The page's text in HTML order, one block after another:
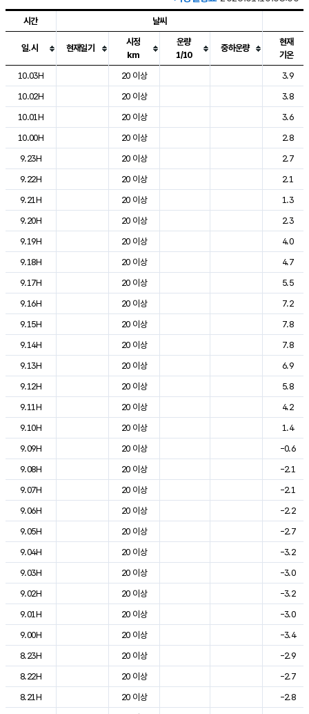
도시별 기상실황표로 지점, 날씨, 기온, 강수, 바람, 기압등을 안내한 표입
시간 날씨
일.시 현재일기
시정
km
운량
1/10
중하운량
현재
기온
10.03H
20 이상
3.9
10.02H
20 이상
3.8
10.01H
20 이상
3.6
10.00H
20 이상
2.8
9.23H
20 이상
2.7
9.22H
20 이상
2.1
9.21H
20 이상
1.3
9.20H
20 이상
2.3
9.19H
20 이상
4.0
9.18H
20 이상
4.7
9.17H
20 이상
5.5
9.16H
20 이상
7.2
9.15H
20 이상
7.8
9.14H
20 이상
7.8
9.13H
20 이상
6.9
9.12H
20 이상
5.8
9.11H
20 이상
4.2
9.10H
20 이상
1.4
9.09H
20 이상
-0.6
9.08H
20 이상
-2.1
9.07H
20 이상
-2.1
9.06H
20 이상
-2.2
9.05H
20 이상
-2.7
9.04H
20 이상
-3.2
9.03H
20 이상
-3.0
9.02H
20 이상
-3.2
9.01H
20 이상
-3.0
9.00H
20 이상
-3.4
8.23H
20 이상
-2.9
8.22H
20 이상
-2.7
8.21H
20 이상
-2.8